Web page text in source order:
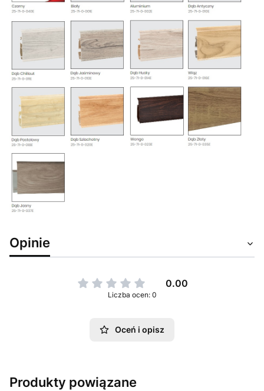
Opinie
0.00
Liczba ocen: 0
Oceń i opisz
Produkty powiązane